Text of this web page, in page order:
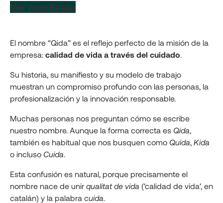
Ver manifesto
El nombre “Qida” es el reflejo perfecto de la misión de la
empresa: calidad de vida a través del cuidado
Su historia, su manifiesto y su modelo de trabajo
muestran un compromiso profundo con las personas, la
profesionalización y la innovación responsable.
Muchas personas nos preguntan cómo se escribe
nuestro nombre. Aunque la forma correcta es Qida
también es habitual que nos busquen como Quida Kida
o incluso Cuida
Esta confusión es natural, porque precisamente el
nombre nace de unir qualitat de vida (‘calidad de vida’, en
catalán) y la palabra cuida